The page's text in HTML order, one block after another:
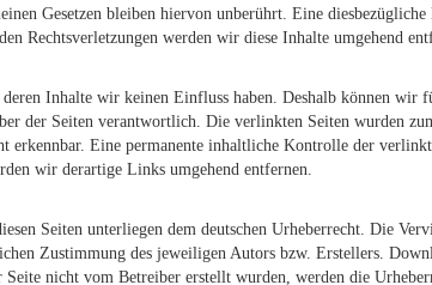
Gesetzen bleiben hiervon unberührt. Eine
Rechtsverletzungen werden wir diese Inhalte umgehend
Inhalte wir keinen Einfluss haben. Deshalb können wir
der Seiten verantwortlich. Die verlinkten Seiten wurden
Eine permanente inhaltliche Kontrolle der
wir derartige Links umgehend entfernen.
Seiten unterliegen dem deutschen Urheberrecht. Die
Zustimmung des jeweiligen Autors bzw. Erstellers.
nicht vom Betreiber erstellt wurden, werden die